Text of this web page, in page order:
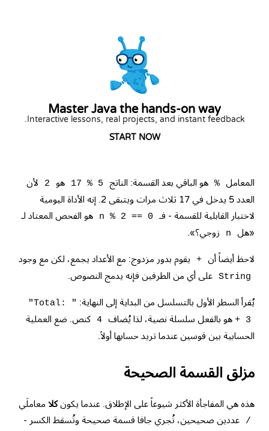
Master Java the hands-on way
Interactive lessons, real projects, and instant feedback.
START NOW
المعامل % هو الباقي بعد القسمة: الناتج 17 % 5 هو 2
لأن
العدد 5 يدخل في 17 ثلاث مرات ويتبقى 2. إنه الأداة اليومية
لاختبار القابلية للقسمة - فـ
n % 2 == 0
هو الفحص المعتاد لـ
«هل
n زوجي؟».
لاحظ أيضاً أن + يقوم بدور مزدوج: مع الأعداد يجمع، لكن مع وجود
String على أي من الطرفين فإنه يدمج النصوص.
يُقرأ السطر الأول بالتسلسل من البداية إلى النهاية: "Total: "
+ 3 هو بالفعل سلسلة نصية، لذا يُضاف 4 كنص. ضع العملية
الحسابية بين قوسين عندما تريد حسابها أولاً.
مزلق القسمة الصحيحة
هذه هي المفاجأة الأكثر شيوعاً على الإطلاق. عندما يكونكلا معاملَي
/
عددين صحيحين، تُجري جافا قسمة صحيحة وتُسقط الكسر -